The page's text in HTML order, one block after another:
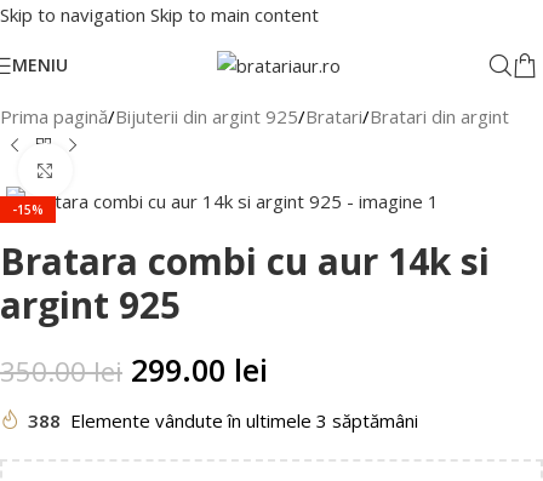
Skip to navigation Skip to main content
MENIU
Prima pagină/Bijuterii din argint 925/Bratari/Bratari din argint
-15%
Bratara combi cu aur 14k si
argint 925
350.00lei 299.00 lei
388 Elemente vândute în ultimele 3 săptămâni